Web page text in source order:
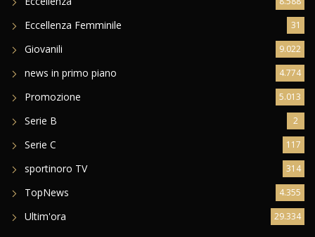
Eccellenza 8.588
Eccellenza Femminile 31
Giovanili 9.022
news in primo piano 4.774
Promozione 5.013
Serie B 2
Serie C 117
sportinoro TV 314
TopNews 4.355